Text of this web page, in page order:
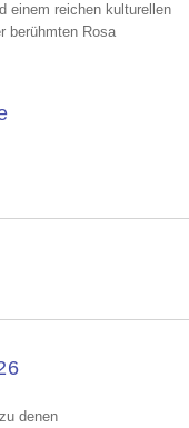
einem reichen kulturellen
berühmten Rosa
denen